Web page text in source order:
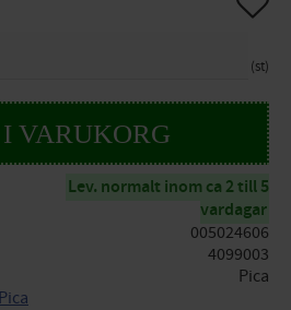
st
Lev. normalt inom ca 2 till 5
vardagar
005024606
4099003
Pica